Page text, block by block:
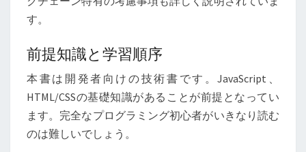
す。
前提知識と学習順序
本書は開発者向けの技術書です。JavaScript、
HTML/CSSの基礎知識があることが前提となってい
ます。完全なプログラミング初心者がいきなり読む
のは難しいでしょう。